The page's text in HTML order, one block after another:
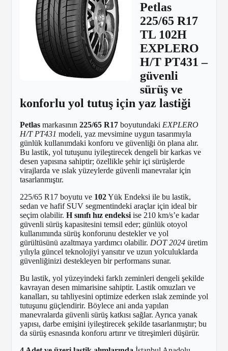
Petlas
225/65 R17
TL 102H
EXPLERO
H/T PT431 –
güvenli
sürüş ve
konforlu yol tutuş için yaz lastiği
Petlas markasının 225/65 R17 boyutundaki EXPLERO
H/T PT431 modeli, yaz mevsimine uygun tasarımıyla
günlük kullanımdaki konforu ve güvenliği ön plana alır.
Bu lastik, yol tutuşunu iyileştirecek dengeli bir karkas ve
desen yapısına sahiptir; özellikle şehir içi sürüşlerde
virajlarda ve ıslak yüzeylerde güvenli manevralar için
tasarlanmıştır.
225/65 R17 boyutu ve 102Yük Endeksi ile bu lastik,
sedan ve hafif SUV segmentindeki araçlar için ideal bir
seçim olabilir. H sınıfı hız endeksi ise 210 km/s’e kadar
güvenli sürüş kapasitesini temsil eder; günlük otoyol
kullanımında sürüş konforunu destekler ve yol
gürültüsünü azaltmaya yardımcı olabilir. DOT 2024 üretim
yılıyla güncel teknolojiyi yansıtır ve uzun yolculuklarda
güvenliğinizi destekleyen bir performans sunar.
Bu lastik, yol yüzeyindeki farklı zeminleri dengeli şekilde
kavrayan desen mimarisine sahiptir. Lastik omuzları ve
kanalları, su tahliyesini optimize ederken ıslak zeminde yol
tutuşunu güçlendirir. Böylece ani anda yapılan
manevralarda güvenli sürüş katkısı sağlar. Ayrıca yanak
yapısı, darbe emişini iyileştirecek şekilde tasarlanmıştır; bu
da sürüş esnasında konforu artırır ve titreşimleri düşürür.